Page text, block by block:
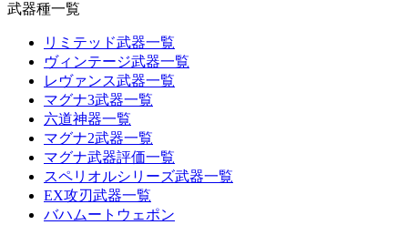
武器種一覧
リミテッド武器一覧
ヴィンテージ武器一覧
レヴァンス武器一覧
マグナ3武器一覧
六道神器一覧
マグナ2武器一覧
マグナ武器評価一覧
スペリオルシリーズ武器一覧
EX攻刃武器一覧
バハムートウェポン